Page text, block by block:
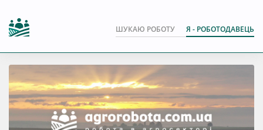
ШУКАЮ РОБОТУ Я - РОБОТОДАВЕЦЬ